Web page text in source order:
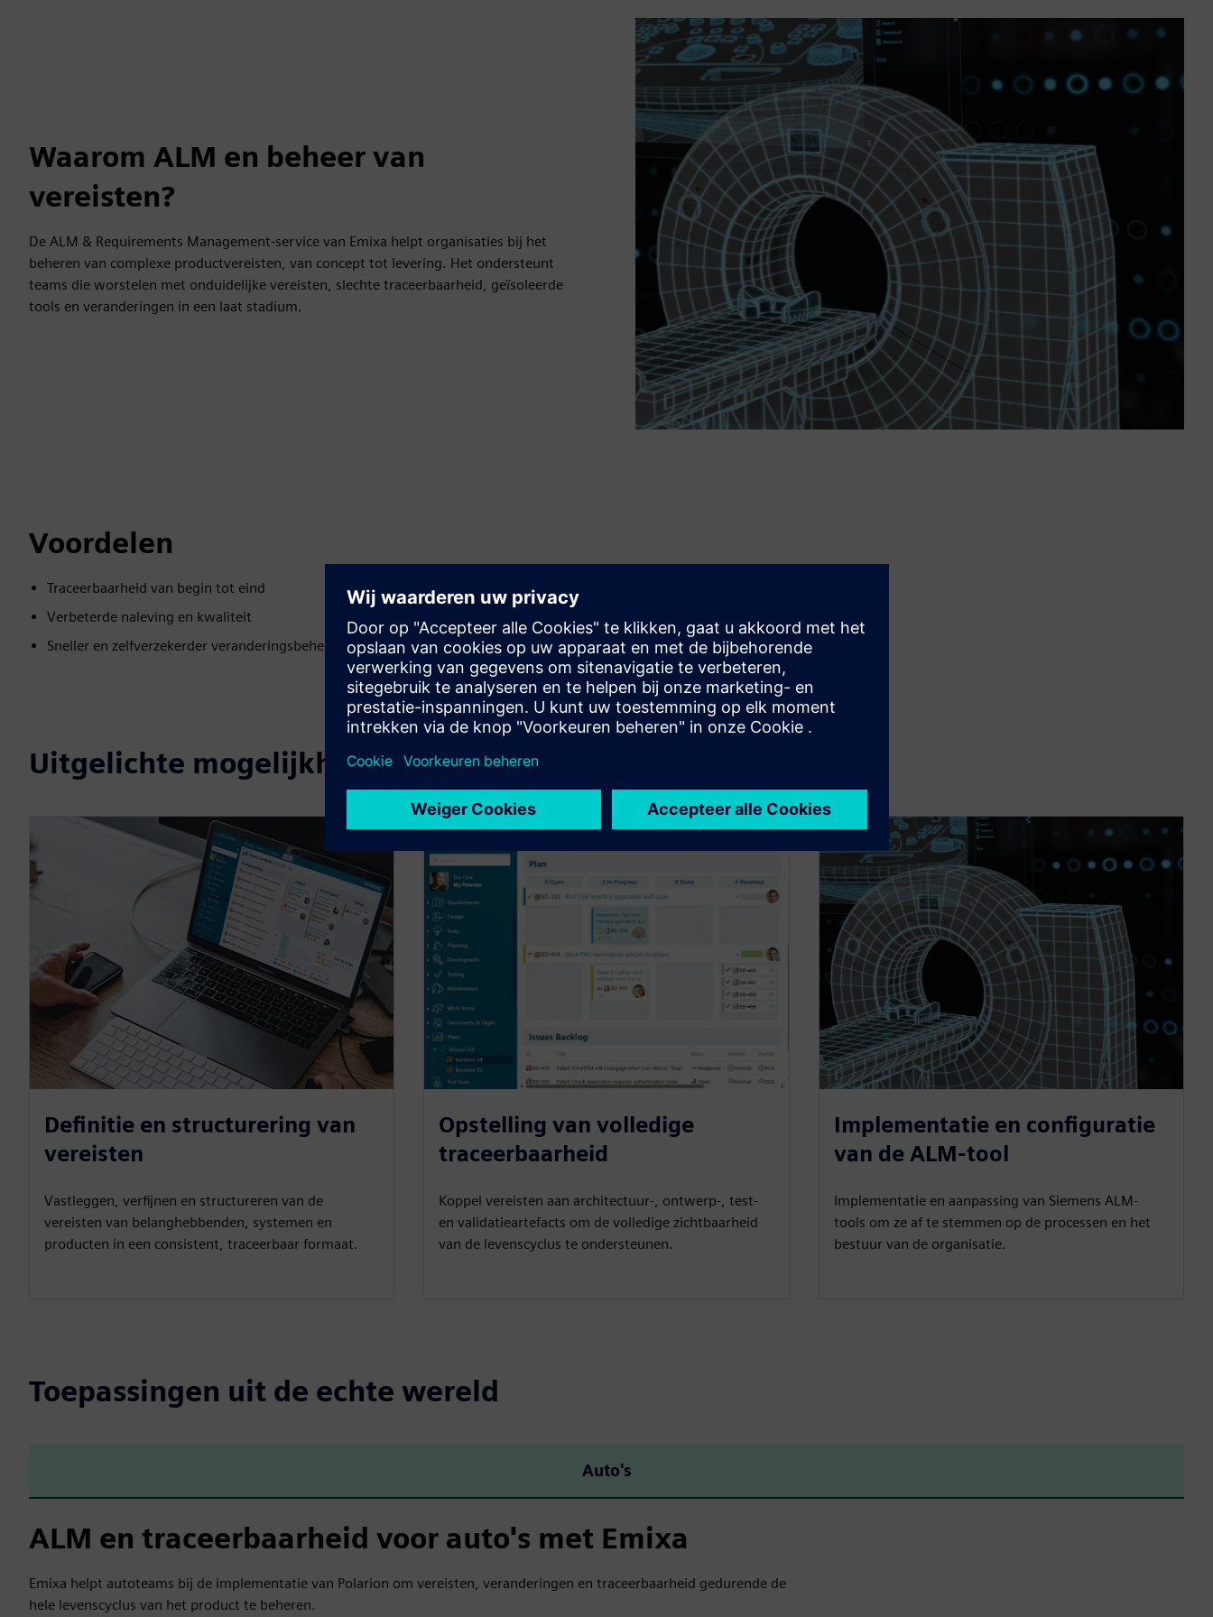
Waarom ALM en beheer van
vereisten?
De ALM & Requirements Management-service van Emixa helpt organisaties bij het
beheren van complexe productvereisten, van concept tot levering. Het ondersteunt
teams die worstelen met onduidelijke vereisten, slechte traceerbaarheid, geïsoleerde
tools en veranderingen in een laat stadium.
Voordelen
Traceerbaarheid van begin tot eind
Verbeterde naleving en kwaliteit
Sneller en zelfverzekerder veranderingsbeheer
Uitgelichte mogelijkheden
Definitie en structurering van
vereisten
Vastleggen, verfijnen en structureren van de
vereisten van belanghebbenden, systemen en
producten in een consistent, traceerbaar formaat.
Opstelling van volledige
traceerbaarheid
Koppel vereisten aan architectuur-, ontwerp-, test-
en validatieartefacts om de volledige zichtbaarheid
van de levenscyclus te ondersteunen.
Implementatie en configuratie
van de ALM-tool
Implementatie en aanpassing van Siemens ALM-
tools om ze af te stemmen op de processen en het
bestuur van de organisatie.
Toepassingen uit de echte wereld
Auto's
ALM en traceerbaarheid voor auto's met Emixa
Emixa helpt autoteams bij de implementatie van Polarion om vereisten, veranderingen en traceerbaarheid gedurende de
hele levenscyclus van het product te beheren.